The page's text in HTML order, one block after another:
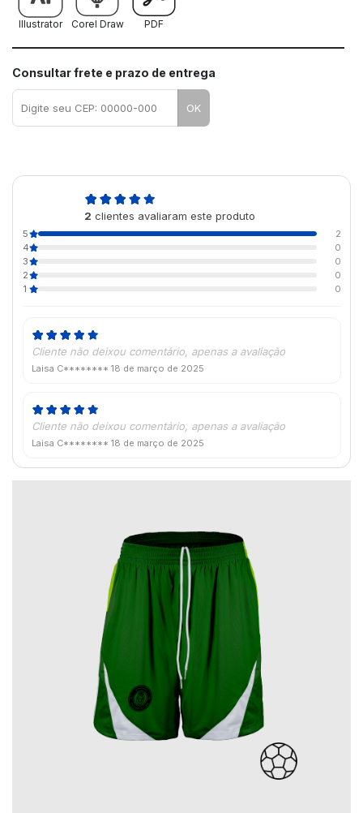
Illustrator Corel Draw PDF
Consultar frete e prazo de entrega
OK
2 clientes avaliaram este produto
5
2
4
0
3
0
2
0
1
0
Cliente não deixou comentário, apenas a avaliação
Laisa C******** 18 de março de 2025
Cliente não deixou comentário, apenas a avaliação
Laisa C******** 18 de março de 2025